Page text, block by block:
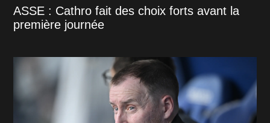
ASSE : Cathro fait des choix forts avant la
première journée